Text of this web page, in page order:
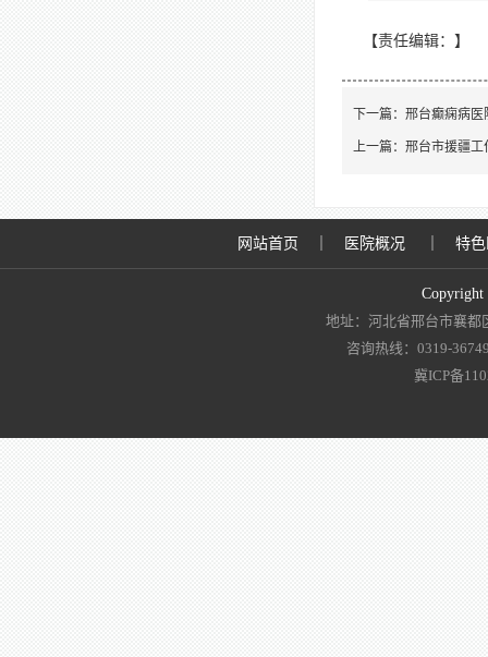
【责任编辑： 】
下一篇： 邢台癫痫病医
上一篇： 邢台市援疆工
网站首页 医院概况 特
地址：河北省邢台市襄
咨询热线：0319-
冀ICP备